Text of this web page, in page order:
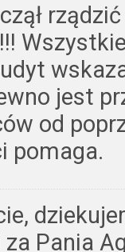
jest
od
pomaga.
za Pania